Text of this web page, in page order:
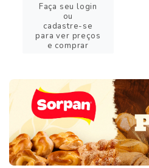
Faça seu login
ou
cadastre-se
para ver preços
e comprar